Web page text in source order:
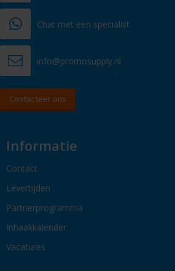
Chat met een specialist
info@promosupply.nl
Contacteer ons
Informatie
Contact
Levertijden
Partnerprogramma
Inhaakkalender
Vacatures